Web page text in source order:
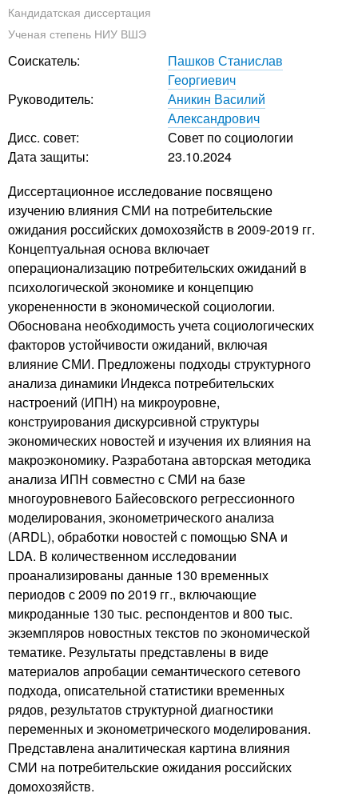
Кандидатская диссертация
Ученая степень НИУ ВШЭ
Соискатель:
Пашков Станислав
Георгиевич
Руководитель:
Аникин Василий
Александрович
Дисс. совет:
Совет по социологии
Дата защиты:
23.10.2024
Диссертационное исследование посвящено
изучению влияния СМИ на потребительские
ожидания российских домохозяйств в 2009-2019 гг.
Концептуальная основа включает
операционализацию потребительских ожиданий в
психологической экономике и концепцию
укорененности в экономической социологии.
Обоснована необходимость учета социологических
факторов устойчивости ожиданий, включая
влияние СМИ. Предложены подходы структурного
анализа динамики Индекса потребительских
настроений (ИПН) на микроуровне,
конструирования дискурсивной структуры
экономических новостей и изучения их влияния на
макроэкономику. Разработана авторская методика
анализа ИПН совместно с СМИ на базе
многоуровневого Байесовского регрессионного
моделирования, эконометрического анализа
(ARDL), обработки новостей с помощью SNA и
LDA. В количественном исследовании
проанализированы данные 130 временных
периодов с 2009 по 2019 гг., включающие
микроданные 130 тыс. респондентов и 800 тыс.
экземпляров новостных текстов по экономической
тематике. Результаты представлены в виде
материалов апробации семантического сетевого
подхода, описательной статистики временных
рядов, результатов структурной диагностики
переменных и эконометрического моделирования.
Представлена аналитическая картина влияния
СМИ на потребительские ожидания российских
домохозяйств.